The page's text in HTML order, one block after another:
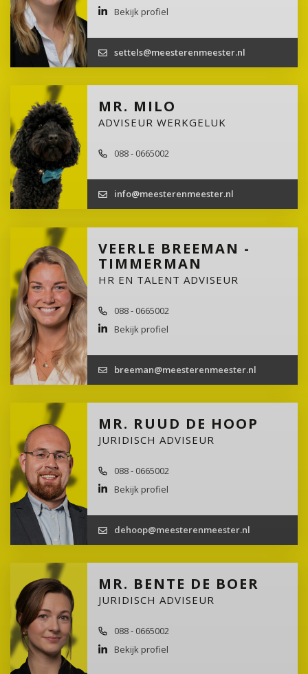
Bekijk profiel
settels@meesterenmeester.nl
MR. MILO
ADVISEUR WERKGELUK
088 - 0665002
info@meesterenmeester.nl
VEERLE BREEMAN -
TIMMERMAN
HR EN TALENT ADVISEUR
088 - 0665002
Bekijk profiel
breeman@meesterenmeester.nl
MR. RUUD DE HOOP
JURIDISCH ADVISEUR
088 - 0665002
Bekijk profiel
dehoop@meesterenmeester.nl
MR. BENTE DE BOER
JURIDISCH ADVISEUR
088 - 0665002
Bekijk profiel